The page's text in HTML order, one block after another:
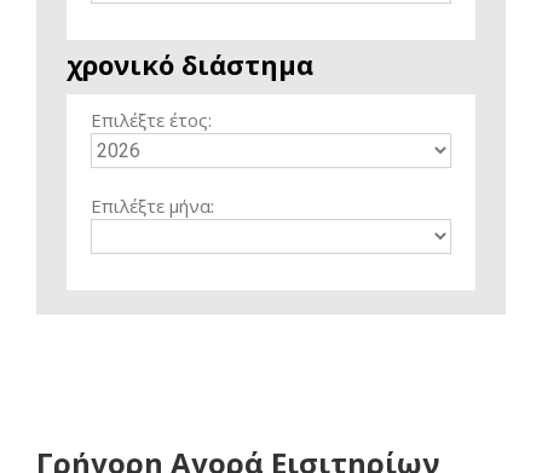
χρονικό διάστημα
Επιλέξτε έτος:
Επιλέξτε μήνα:
Γρήγορη Αγορά Εισιτηρίων